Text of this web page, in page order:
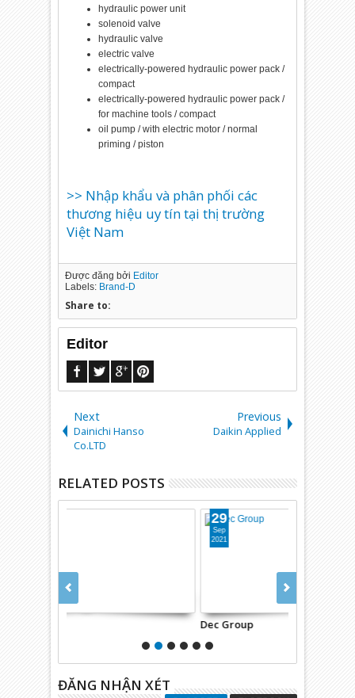
hydraulic power unit
solenoid valve
hydraulic valve
electric valve
electrically-powered hydraulic power pack /
compact
electrically-powered hydraulic power pack /
for machine tools / compact
oil pump / with electric motor / normal
priming / piston
>> Nhập khẩu và phân phối các
thương hiệu uy tín tại thị trường
Việt Nam
Được đăng bởi Editor
Labels: Brand-D
Share to:
Editor
Next
Dainichi Hanso
Co.LTD
Previous
Daikin Applied
RELATED POSTS
ĐĂNG NHẬN XÉT